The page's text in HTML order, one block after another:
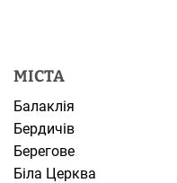
МІСТА
Балаклія
Бердичів
Берегове
Біла Церква